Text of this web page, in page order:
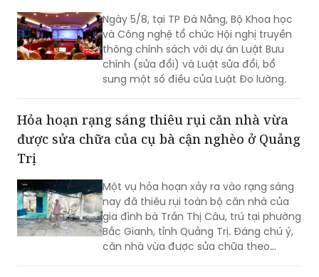
Ngày 5/8, tại TP Đà Nẵng, Bộ Khoa học
và Công nghệ tổ chức Hội nghị truyền
thông chính sách với dự án Luật Bưu
chính (sửa đổi) và Luật sửa đổi, bổ
sung một số điều của Luật Đo lường.
Hỏa hoạn rạng sáng thiêu rụi căn nhà vừa
được sửa chữa của cụ bà cận nghèo ở Quảng
Trị
Một vụ hỏa hoạn xảy ra vào rạng sáng
nay đã thiêu rụi toàn bộ căn nhà của
gia đình bà Trần Thị Câu, trú tại phường
Bắc Gianh, tỉnh Quảng Trị. Đáng chú ý,
căn nhà vừa được sửa chữa theo